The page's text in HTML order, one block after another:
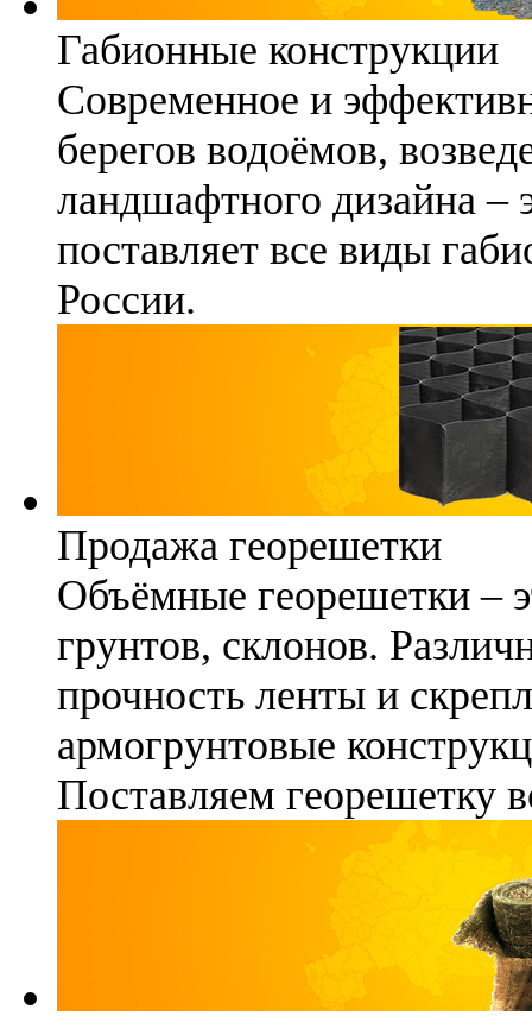
Габионные конструкции
Современное и
берегов водоёмов,
ландшафтного дизайна
поставляет все виды
России.
Продажа георешетки
Объёмные георешетки –
грунтов, склонов.
прочность ленты и
армогрунтовые
Поставляем георешетку